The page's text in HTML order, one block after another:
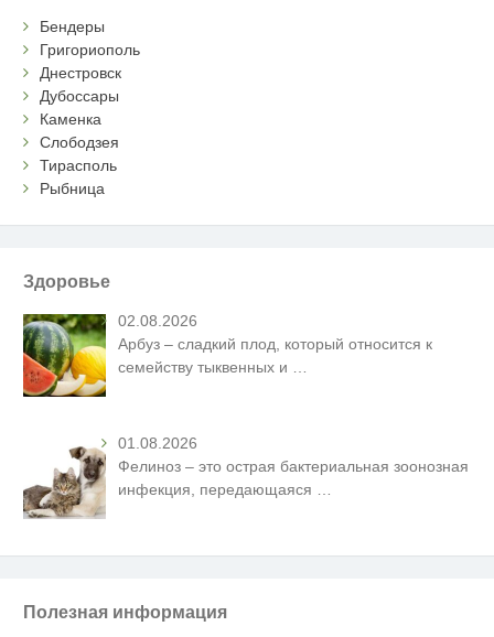
Бендеры
Григориополь
Днестровск
Дубоссары
Каменка
Слободзея
Тирасполь
Рыбница
Здоровье
02.08.2026
Арбуз – сладкий плод, который относится к
семейству тыквенных и
01.08.2026
Фелиноз – это острая бактериальная зоонозная
инфекция, передающаяся
Полезная информация